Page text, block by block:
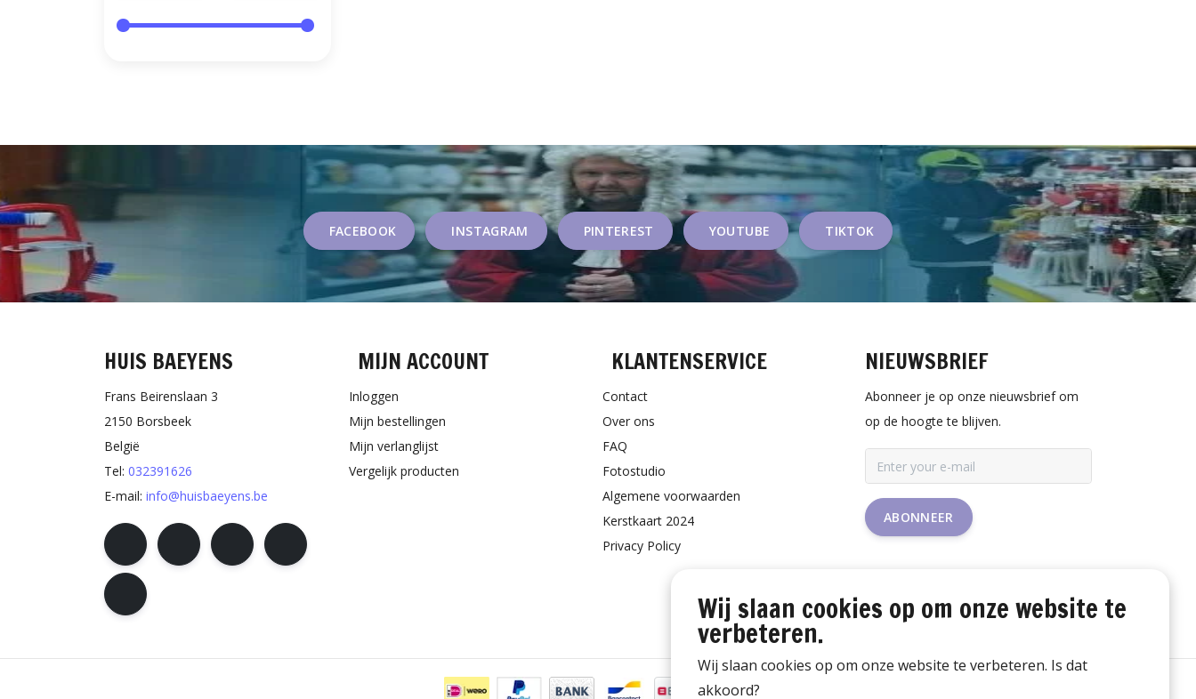
FACEBOOK INSTAGRAM PINTEREST YOUTUBE TIKTOK
HUIS BAEYENS
Frans Beirenslaan 3
2150 Borsbeek
België
Tel: 032391626
E-mail: info@huisbaeyens.be
MIJN ACCOUNT
Inloggen
Mijn bestellingen
Mijn verlanglijst
Vergelijk producten
KLANTENSERVICE
Contact
Over ons
FAQ
Fotostudio
Algemene voorwaarden
Kerstkaart 2024
Privacy Policy
NIEUWSBRIEF
Abonneer je op onze nieuwsbrief om
op de hoogte te blijven.
ABONNEER
Wij slaan cookies op om onze website te
verbeteren.
Wij slaan cookies op om onze website te verbeteren. Is dat
akkoord?